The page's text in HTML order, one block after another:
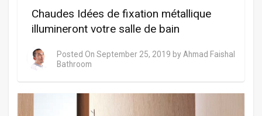
Chaudes Idées de fixation métallique
illumineront votre salle de bain
Posted On September 25, 2019 by Ahmad Faishal
Bathroom